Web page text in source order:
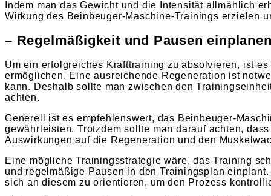
Indem man das Gewicht und die Intensität allmählich
Wirkung des Beinbeuger-Maschine-Trainings erzielen
– Regelmäßigkeit und Pausen
Um ein erfolgreiches Krafttraining zu absolvieren, ist
ermöglichen. Eine ausreichende Regeneration ist
kann. Deshalb sollte man zwischen den
achten.
Generell ist es empfehlenswert, das Beinbeuger-
gewährleisten. Trotzdem sollte man darauf achten,
Auswirkungen auf die Regeneration und den
Eine mögliche Trainingsstrategie wäre, das Training
und regelmäßige Pausen in den Trainingsplan
sich an diesem zu orientieren, um den Prozess